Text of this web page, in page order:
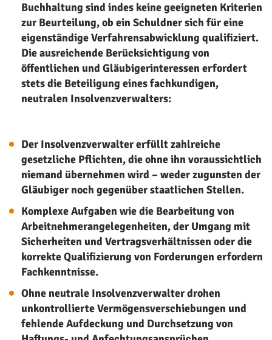
Buchhaltung sind indes keine geeigneten Kriterien
zur Beurteilung, ob ein Schuldner sich für eine
eigenständige Verfahrensabwicklung qualifiziert.
Die ausreichende Berücksichtigung von
öffentlichen und Gläubigerinteressen erfordert
stets die Beteiligung eines fachkundigen,
neutralen Insolvenzverwalters:
Der Insolvenzverwalter erfüllt zahlreiche
gesetzliche Pflichten, die ohne ihn voraussichtlich
niemand übernehmen wird – weder zugunsten der
Gläubiger noch gegenüber staatlichen Stellen.
Komplexe Aufgaben wie die Bearbeitung von
Arbeitnehmerangelegenheiten, der Umgang mit
Sicherheiten und Vertragsverhältnissen oder die
korrekte Qualifizierung von Forderungen erfordern
Fachkenntnisse.
Ohne neutrale Insolvenzverwalter drohen
unkontrollierte Vermögensverschiebungen und
fehlende Aufdeckung und Durchsetzung von